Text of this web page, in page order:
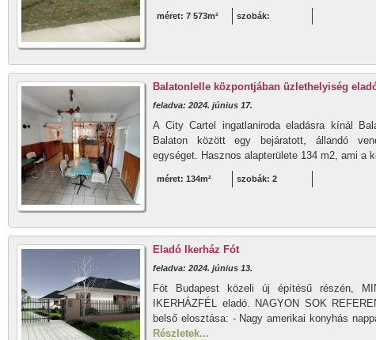
méret: 7 573m² szobák:
Balatonlelle központjában üzlethelyiség
feladva: 2024. június 17.
A City Cartel ingatlaniroda eladásra kínál
Balaton között egy bejáratott, állandó
egységet. Hasznos alapterülete 134 m2, ami a
méret: 134m² szobák: 2
Eladó Ikerház Fót
feladva: 2024. június 13.
Fót Budapest közeli új építésű részén,
IKERHÁZFÉL eladó. NAGYON SOK
belső elosztása: - Nagy amerikai konyhás
Részletek...